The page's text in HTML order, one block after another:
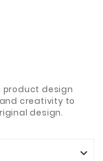
product design
creativity to
design.
